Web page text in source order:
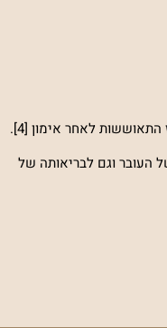
לאחר אימון [4].
העובר וגם לבריאותה של